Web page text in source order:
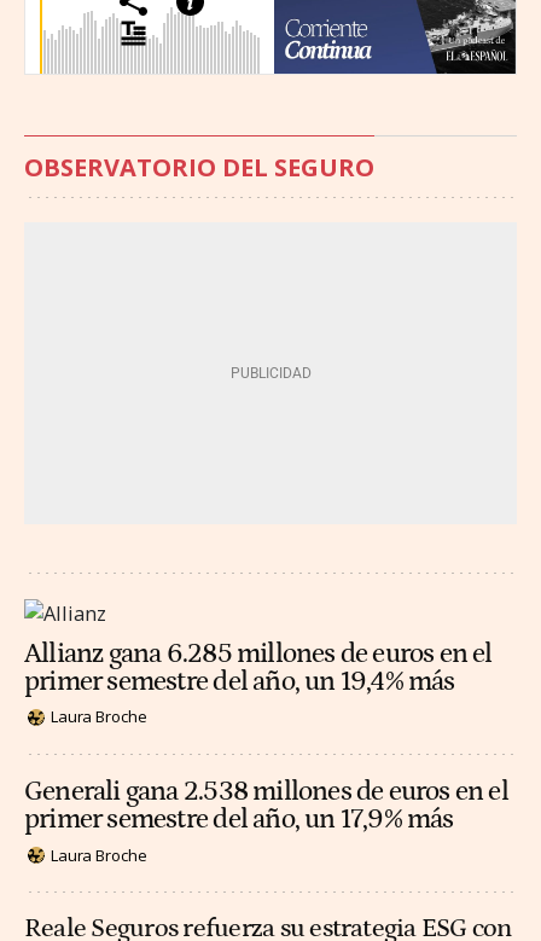
OBSERVATORIO DEL SEGURO
Allianz gana 6.285 millones de euros en el
primer semestre del año, un 19,4% más
Laura Broche
Generali gana 2.538 millones de euros en el
primer semestre del año, un 17,9% más
Laura Broche
Reale Seguros refuerza su estrategia ESG con